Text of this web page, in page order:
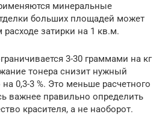
минеральные
больших площадей может
затирки на 1 кв.м.
3-30 граммами на кг
тонера снизит нужный
0,3-3 %. Это меньше расчетного
важнее правильно определить
красителя, а не наоборот.